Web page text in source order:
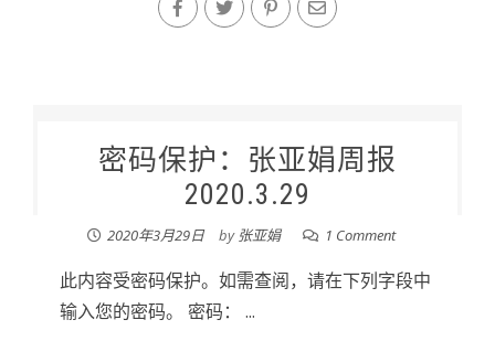
密码保护：张亚娟周报
2020.3.29
2020年3月29日 by 张亚娟 1 Comment
此内容受密码保护。如需查阅，请在下列字段中
输入您的密码。 密码： ...